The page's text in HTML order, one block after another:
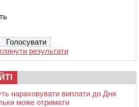
результати
нараховувати виплати до Дня
може отримати